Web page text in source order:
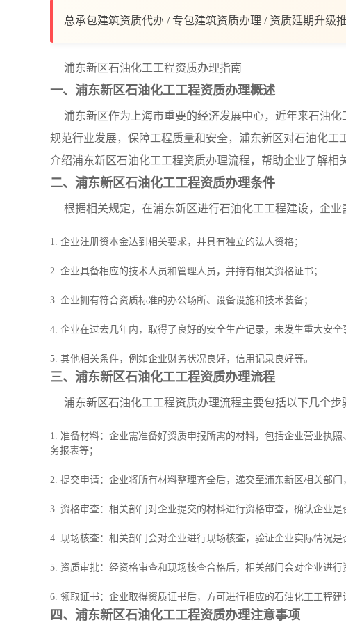
总承包建筑资质代办 / 专包建筑资质办理 / 资质延期升级
浦东新区石油化工工程资质办理指南
一、浦东新区石油化工工程资质办理概述
浦东新区作为上海市重要的经济发展中心，近年来石油
规范行业发展，保障工程质量和安全，浦东新区对石油化
介绍浦东新区石油化工工程资质办理流程，帮助企业了解相
二、浦东新区石油化工工程资质办理条件
根据相关规定，在浦东新区进行石油化工工程建设，企
1. 企业注册资本金达到相关要求，并具有独立的法人资格；
2. 企业具备相应的技术人员和管理人员，并持有相关资格证书；
3. 企业拥有符合资质标准的办公场所、设备设施和技术装备；
4. 企业在过去几年内，取得了良好的安全生产记录，未发生重大安全
5. 其他相关条件，例如企业财务状况良好，信用记录良好等。
三、浦东新区石油化工工程资质办理流程
浦东新区石油化工工程资质办理流程主要包括以下几个步
1. 准备材料：企业需准备好资质申报所需的材料，包括企业营业执
务报表等；
2. 提交申请：企业将所有材料整理齐全后，递交至浦东新区相关部门
3. 资格审查：相关部门对企业提交的材料进行资格审查，确认企业是
4. 现场核查：相关部门会对企业进行现场核查，验证企业实际情况是
5. 资质审批：经资格审查和现场核查合格后，相关部门会对企业进行
6. 领取证书：企业取得资质证书后，方可进行相应的石油化工工程建
四、浦东新区石油化工工程资质办理注意事项